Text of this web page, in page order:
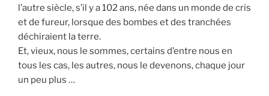
l’autre siècle, s’il y a 102 ans, née dans un monde de cris
et de fureur, lorsque des bombes et des tranchées
déchiraient la terre.
Et, vieux, nous le sommes, certains d’entre nous en
tous les cas, les autres, nous le devenons, chaque jour
un peu plus …